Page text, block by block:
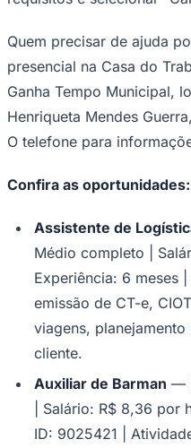
Corinthians
Quem precisar de ajuda
presencial na Casa do
Ganha Tempo Municipal,
Henriqueta Mendes
O telefone para
Confira as oportunidades:
Assistente de
Médio completo |
Experiência: 6 meses
emissão de CT-e,
viagens,
cliente.
Auxiliar de Barman —
| Salário: R$ 8,36 por
ID: 9025421 |